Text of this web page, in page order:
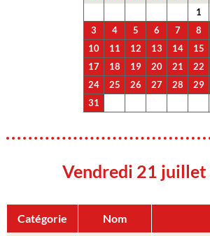
1
3
4 5 6 7 8
10
11 12 13 14 15
17
18 19 20 21 22
24
25 26 27 28 29
31
Vendredi 21
Catégorie Nom